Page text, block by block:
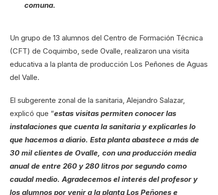
comuna.
Un grupo de 13 alumnos del Centro de Formación Técnica
(CFT) de Coquimbo, sede Ovalle, realizaron una visita
educativa a la planta de producción Los Peñones de Aguas
del Valle.
El subgerente zonal de la sanitaria, Alejandro Salazar,
explicó que “estas visitas permiten conocer las
instalaciones que cuenta la sanitaria y explicarles lo
que hacemos a diario. Esta planta abastece a más de
30 mil clientes de Ovalle, con una producción media
anual de entre 260 y 280 litros por segundo como
caudal medio. Agradecemos el interés del profesor y
los alumnos por venir a la planta Los Peñones e